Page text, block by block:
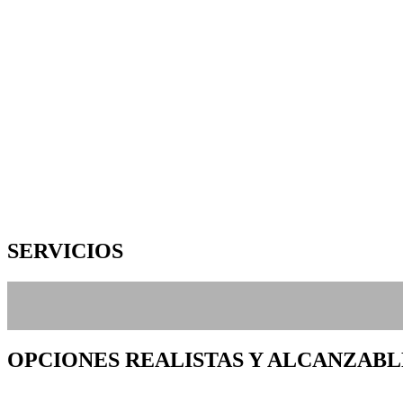
SERVICIOS
OPCIONES REALISTAS Y